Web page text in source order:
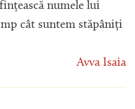
numele lui
cât suntem stăpâniți
Avva Isaia